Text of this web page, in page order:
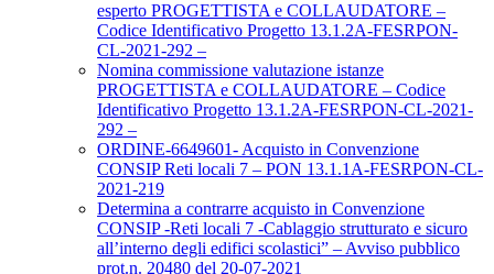
esperto PROGETTISTA e COLLAUDATORE –
Codice Identificativo Progetto 13.1.2A-FESRPON-
CL-2021-292 –
Nomina commissione valutazione istanze
PROGETTISTA e COLLAUDATORE – Codice
Identificativo Progetto 13.1.2A-FESRPON-CL-2021-
292 –
ORDINE-6649601- Acquisto in Convenzione
CONSIP Reti locali 7 – PON 13.1.1A-FESRPON-CL-
2021-219
Determina a contrarre acquisto in Convenzione
CONSIP -Reti locali 7 -Cablaggio strutturato e sicuro
all’interno degli edifici scolastici” – Avviso pubblico
prot.n. 20480 del 20-07-2021